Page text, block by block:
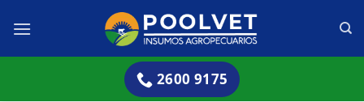
2600 9175